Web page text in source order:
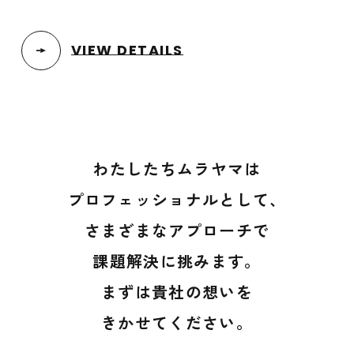
VIEW DETAILS
わたしたちムラヤマは
プロフェッショナルとして、
さまざまなアプローチで
課題解決に挑みます。
まずは貴社の想いを
きかせてください。